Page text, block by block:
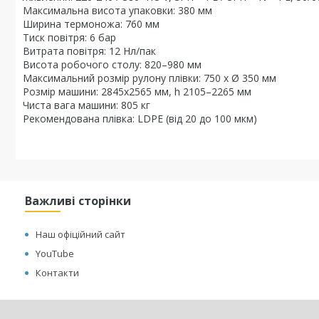
Максимальна висота упаковки: 380 мм
Ширина термоножа: 760 мм
Тиск повітря: 6 бар
Витрата повітря: 12 Нл/пак
Висота робочого столу: 820–980 мм
Максимальний розмір рулону плівки: 750 x Ø 350 мм
Розмір машини: 2845x2565 мм, h 2105–2265 мм
Чиста вага машини: 805 кг
Рекомендована плівка: LDPE (від 20 до 100 мкм)
Важливі сторінки
Наш офіційний сайт
YouTube
Контакти